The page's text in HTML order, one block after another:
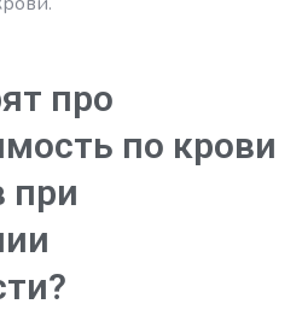
про
по крови
при